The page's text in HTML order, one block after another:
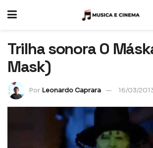
Trilha sonora O
Mask)
Por Leonardo Caprara 16/03/